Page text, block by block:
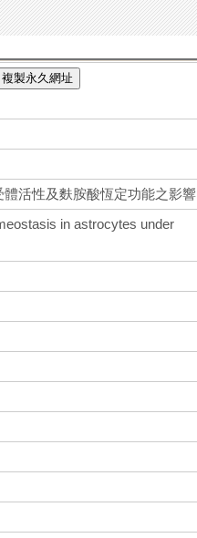
複製永久網址
活性及麩胺酸恆定功能之影響
in astrocytes under